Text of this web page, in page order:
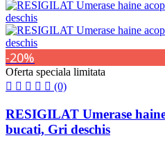
-20%
Oferta speciala limitata
(0)
RESIGILAT Umerase
bucati, Gri deschis